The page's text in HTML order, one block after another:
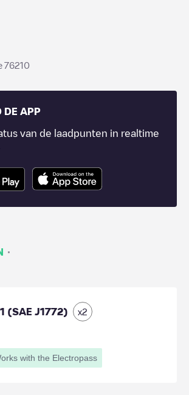
76210
DE APP
van de laadpunten in realtime
·
(SAE J1772) x2
with the Electropass